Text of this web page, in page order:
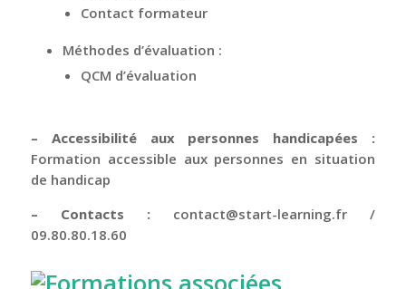
Contact formateur
Méthodes d’évaluation :
QCM d’évaluation
– Accessibilité aux personnes handicapées :
Formation accessible aux personnes en situation
de handicap
– Contacts :
contact@start-learning.fr /
09.80.80.18.60